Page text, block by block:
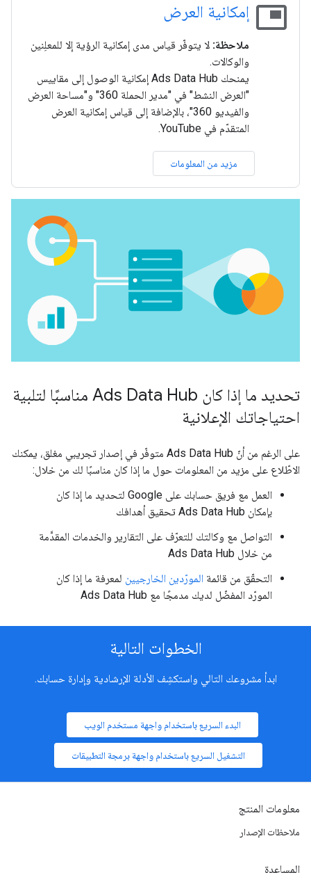
picture_in_picture إمكانية العرض
ملاحظة: لا يتوفّر قياس مدى إمكانية الرؤية إلا للمعلِنين
والوكالات.
يمنحك Ads Data Hub إمكانية الوصول إلى مقاييس
"العرض النشط" في "مدير الحملة 360" و"مساحة العرض
والفيديو 360"، بالإضافة إلى قياس إمكانية العرض
المتقدّم في YouTube.
مزيد من المعلومات
تحديد ما إذا كان Ads Data Hub مناسبًا لتلبية
احتياجاتك الإعلانية
على الرغم من أنّ Ads Data Hub متوفّر في إصدار تجريبي مغلق، يمكنك
الاطّلاع على مزيد من المعلومات حول ما إذا كان مناسبًا لك من خلال:
العمل مع فريق حسابك على Google لتحديد ما إذا كان
بإمكان Ads Data Hub تحقيق أهدافك
التواصل مع وكالتك للتعرّف على التقارير والخدمات المقدَّمة
من خلال Ads Data Hub
التحقّق من قائمة المورّدين الخارجيين لمعرفة ما إذا كان
المورّد المفضّل لديك مدمجًا مع Ads Data Hub
الخطوات التالية
ابدأ مشروعك التالي واستكشِف الأدلة الإرشادية وإدارة حسابك.
البدء السريع باستخدام واجهة مستخدم الويب
التشغيل السريع باستخدام واجهة برمجة التطبيقات
معلومات المنتج
ملاحظات الإصدار
المساعدة